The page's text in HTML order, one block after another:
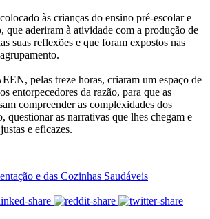
às crianças do ensino pré-escolar e
que aderiram à atividade com a produção de
suas reflexões e que foram expostos nas
pelas treze horas, criaram um espaço de
entorpecedores da razão, para que as
compreender as complexidades dos
questionar as narrativas que lhes chegam e
e eficazes.
e das Cozinhas Saudáveis